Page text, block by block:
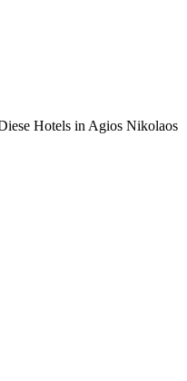
Hotels in Agios Nikolaos